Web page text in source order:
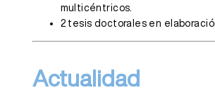
multicéntricos.
2 tesis doctorales en
ActualidadUn modelo de